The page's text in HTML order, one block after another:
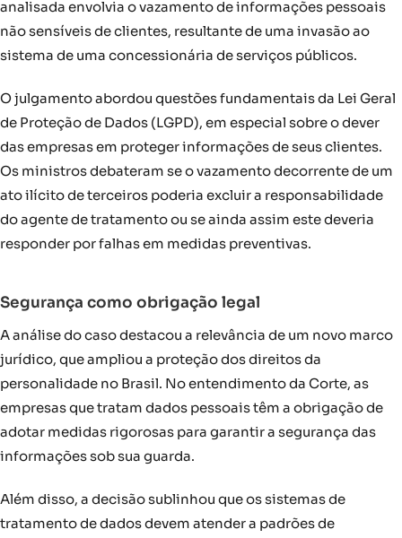
analisada envolvia o vazamento de informações pessoais
não sensíveis de clientes, resultante de uma invasão ao
sistema de uma concessionária de serviços públicos.
O julgamento abordou questões fundamentais da Lei Geral
de Proteção de Dados (LGPD), em especial sobre o dever
das empresas em proteger informações de seus clientes.
Os ministros debateram se o vazamento decorrente de um
ato ilícito de terceiros poderia excluir a responsabilidade
do agente de tratamento ou se ainda assim este deveria
responder por falhas em medidas preventivas.
Segurança como obrigação legal
A análise do caso destacou a relevância de um novo marco
jurídico, que ampliou a proteção dos direitos da
personalidade no Brasil. No entendimento da Corte, as
empresas que tratam dados pessoais têm a obrigação de
adotar medidas rigorosas para garantir a segurança das
informações sob sua guarda.
Além disso, a decisão sublinhou que os sistemas de
tratamento de dados devem atender a padrões de